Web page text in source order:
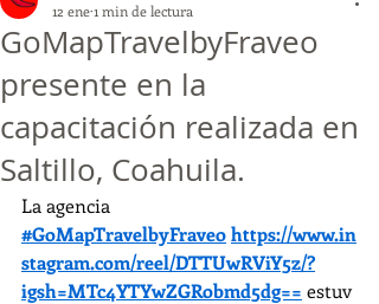
GoMapTravelbyFraveo
presente en la
capacitación realizada en
Saltillo, Coahuila.
12 ene1 min de lectura
La agencia
#GoMapTravelbyFraveohttps://www.in
stagram.com/reel/DTTUwRViY5z/?
igsh=MTc4YTYwZGRobmd5dg== estuv